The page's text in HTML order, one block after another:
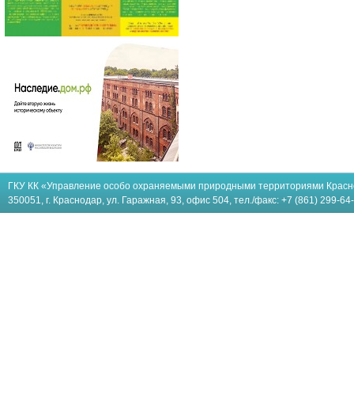
ГКУ КК «Управление особо охраняемыми природными территориями
350051, г. Краснодар, ул. Гаражная, 93, офис 504, тел./факс: +7 (861) 299-